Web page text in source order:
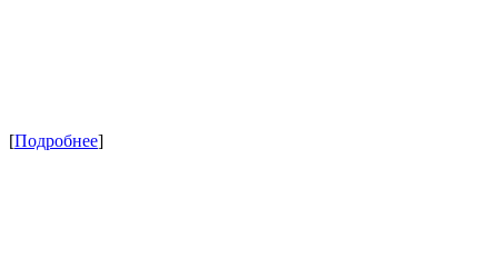
[Подробнее]